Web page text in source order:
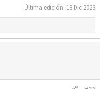
Última edición: 18 Dic 2023